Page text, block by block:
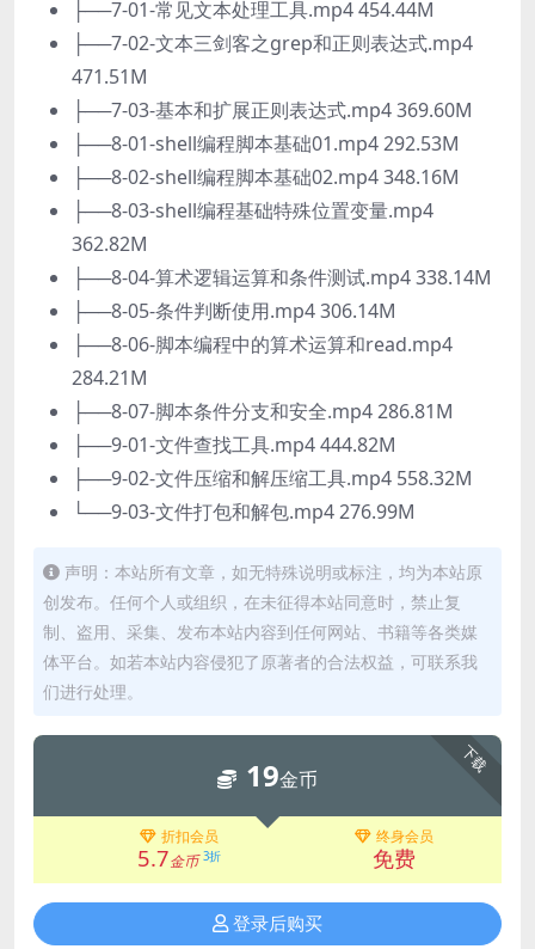
├──7-01-常见文本处理工具.mp4 454.44M
├──7-02-文本三剑客之grep和正则表达式.mp4
471.51M
├──7-03-基本和扩展正则表达式.mp4 369.60M
├──8-01-shell编程脚本基础01.mp4 292.53M
├──8-02-shell编程脚本基础02.mp4 348.16M
├──8-03-shell编程基础特殊位置变量.mp4
362.82M
├──8-04-算术逻辑运算和条件测试.mp4 338.14M
├──8-05-条件判断使用.mp4 306.14M
├──8-06-脚本编程中的算术运算和read.mp4
284.21M
├──8-07-脚本条件分支和安全.mp4 286.81M
├──9-01-文件查找工具.mp4 444.82M
├──9-02-文件压缩和解压缩工具.mp4 558.32M
└──9-03-文件打包和解包.mp4 276.99M
声明：本站所有文章，如无特殊说明或标注，均为本站原
创发布。任何个人或组织，在未征得本站同意时，禁止复
制、盗用、采集、发布本站内容到任何网站、书籍等各类媒
体平台。如若本站内容侵犯了原著者的合法权益，可联系我
们进行处理。
下载
19金币
折扣会员
5.7金币 3折
终身会员
免费
登录后购买